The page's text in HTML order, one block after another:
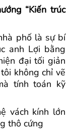
“Kiến trúc
phố là sự bí
anh Lợi bằng
đại tối giản
không chỉ vẽ
tính toán kỹ
vách kính lớn
thô cứng